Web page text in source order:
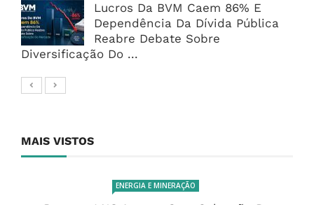
Lucros Da BVM Caem 86% E
Dependência Da Dívida Pública
Reabre Debate Sobre
Diversificação Do ...
MAIS VISTOS
ENERGIA E MINERAÇÃO